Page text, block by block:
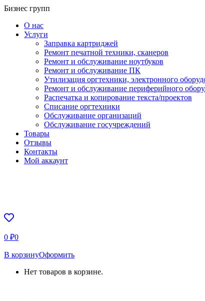
Перейти
содержанию
Бизнес групп
О нас
Услуги
Заправка картриджей
Ремонт печатной техники, сканеров
Ремонт и обслуживание ноутбуков
Ремонт и обслуживание ПК
Утилизация оргтехники, электронного
Ремонт и обслуживание периферийного
Распечатка и копирование текста/проектов
Списание оргтехники
Обслуживание организаций
Обслуживание госучреждений
Товары
Отзывы
Контакты
Мой аккаунт
0 ₽0
В корзинуОформить
Нет товаров в корзине.